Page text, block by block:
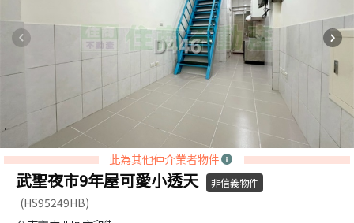
此為其他仲介業者物件
武聖夜市9年屋可愛小透天 非信義物件
(HS95249HB)